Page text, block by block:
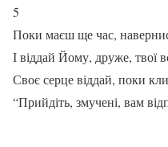
5
Поки маєш ще час,
І віддай Йому, друже, твої
Своє серце віддай, поки
“Прийдіть, змучені, вам